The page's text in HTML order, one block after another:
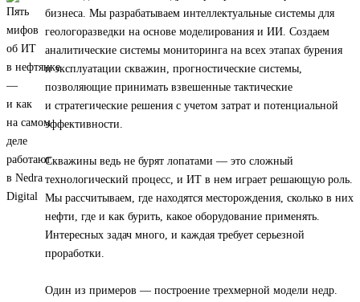
бизнеса. Мы разрабатываем интеллектуальные системы для
геологоразведки на основе моделирования и ИИ. Создаем
аналитические системы мониторинга на всех этапах бурения
и эксплуатации скважин, прогностические системы,
позволяющие принимать взвешенные тактические
и стратегические решения с учетом затрат и потенциальной
эффективности.
Скважины ведь не бурят лопатами — это сложный
технологический процесс, и ИТ в нем играет решающую роль.
Мы рассчитываем, где находятся месторождения, сколько в них
нефти, где и как бурить, какое оборудование применять.
Интересных задач много, и каждая требует серьезной
проработки.
Один из примеров — построение трехмерной модели недр.